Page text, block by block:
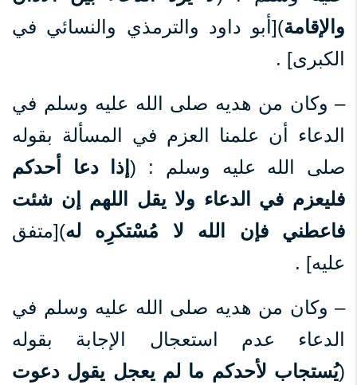
والإقامة)[أبو داود والترمذي والنسائي في
الكبرى] .
– وكان من هديه صلى الله عليه وسلم في
الدعاء أن علمنا العزم في المسألة بقوله
صلى الله عليه وسلم : (إذا دعا أحدكم
فليعزم في الدعاء ولا يقل اللهم إن شئت
فاعطني فإن الله لا مُسْتكرِه له)[متفق
عليه] .
– وكان من هديه صلى الله عليه وسلم في
الدعاء عدم استعجال الإجابة بقوله
(يُستجاب لأحدكم ما لم يعجل يقول دعوت